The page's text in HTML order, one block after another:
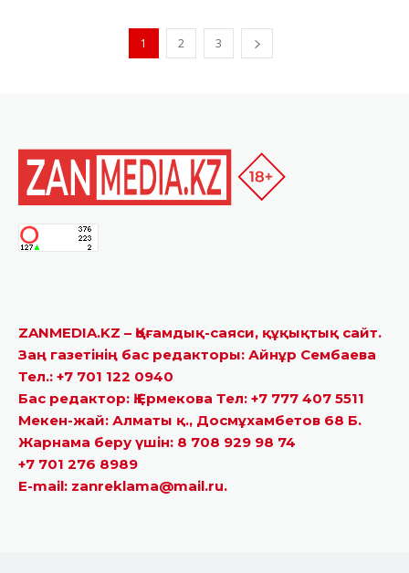
1 2 3
ZANMEDIA.KZ – Қоғамдық-саяси, құқықтық сайт.
Заң газетінің бас редакторы: Айнұр Сембаева
Тел.: +7 701 122 0940
Бас редактор: Қ.Ермекова Тел: +7 777 407 5511
Мекен-жай: Алматы қ., Досмұхамбетов 68 Б.
Жарнама беру үшін: 8 708 929 98 74
+7 701 276 8989
E-mail: zanreklama@mail.ru.